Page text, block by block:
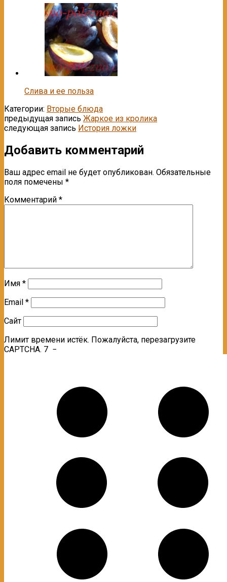
Слива и ее польза
Категории: Вторые блюда
предыдущая запись Жаркое из кролика
следующая запись История ложки
Добавить комментарий
Ваш адрес email не будет опубликован. Обязательные
поля помечены *
Комментарий *
Имя *
Email *
Сайт
Лимит времени истёк. Пожалуйста, перезагрузите
CAPTCHA. 7 −